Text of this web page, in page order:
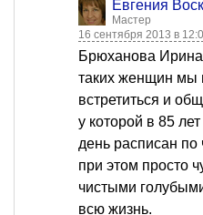
Евгения
Мастер
16 сентября 2013 в
Брюханова
таких женщин мы
встретиться и
у которой в 85
день расписан
при этом просто
чистыми
всю жизнь.